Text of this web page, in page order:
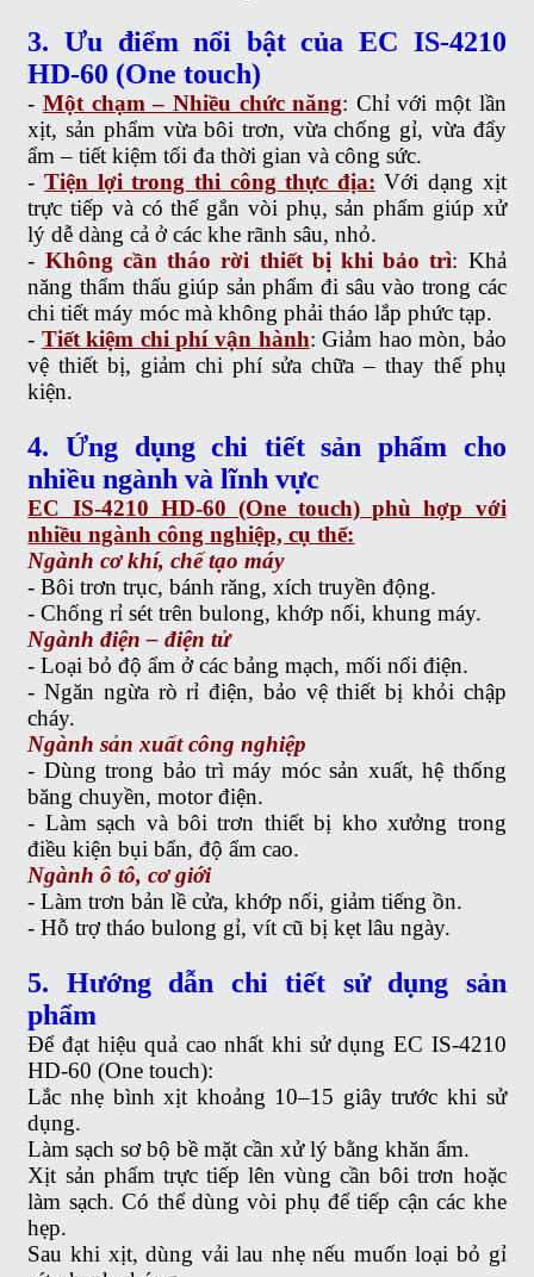
3. Ưu điểm nổi bật của EC IS-4210
HD-60 (One touch)
-Một chạm – Nhiều chức năng: Chỉ với một lần
xịt, sản phẩm vừa bôi trơn, vừa chống gỉ, vừa đẩy
ẩm – tiết kiệm tối đa thời gian và công sức.
-Tiện lợi trong thi công thực địa: Với dạng xịt
trực tiếp và có thể gắn vòi phụ, sản phẩm giúp xử
lý dễ dàng cả ở các khe rãnh sâu, nhỏ.
- Không cần tháo rời thiết bị khi bảo trì: Khả
năng thẩm thấu giúp sản phẩm đi sâu vào trong các
chi tiết máy móc mà không phải tháo lắp phức tạp.
- Tiết kiệm chi phí vận hành: Giảm hao mòn, bảo
vệ thiết bị, giảm chi phí sửa chữa – thay thế phụ
kiện.
4. Ứng dụng chi tiết sản phẩm cho
nhiều ngành và lĩnh vực
EC IS-4210 HD-60 (One touch) phù hợp với
nhiều ngành công nghiệp, cụ thể:
Ngành cơ khí, chế tạo máy
- Bôi trơn trục, bánh răng, xích truyền động.
- Chống rỉ sét trên bulong, khớp nối, khung máy.
Ngành điện – điện tử
- Loại bỏ độ ẩm ở các bảng mạch, mối nối điện.
- Ngăn ngừa rò rỉ điện, bảo vệ thiết bị khỏi chập
cháy.
Ngành sản xuất công nghiệp
- Dùng trong bảo trì máy móc sản xuất, hệ thống
băng chuyền, motor điện.
- Làm sạch và bôi trơn thiết bị kho xưởng trong
điều kiện bụi bẩn, độ ẩm cao.
Ngành ô tô, cơ giới
- Làm trơn bản lề cửa, khớp nối, giảm tiếng ồn.
- Hỗ trợ tháo bulong gỉ, vít cũ bị kẹt lâu ngày.
5. Hướng dẫn chi tiết sử dụng sản
phẩm
Để đạt hiệu quả cao nhất khi sử dụng EC IS-4210
HD-60 (One touch):
Lắc nhẹ bình xịt khoảng 10–15 giây trước khi sử
dụng.
Làm sạch sơ bộ bề mặt cần xử lý bằng khăn ẩm.
Xịt sản phẩm trực tiếp lên vùng cần bôi trơn hoặc
làm sạch. Có thể dùng vòi phụ để tiếp cận các khe
hẹp.
Sau khi xịt, dùng vải lau nhẹ nếu muốn loại bỏ gỉ